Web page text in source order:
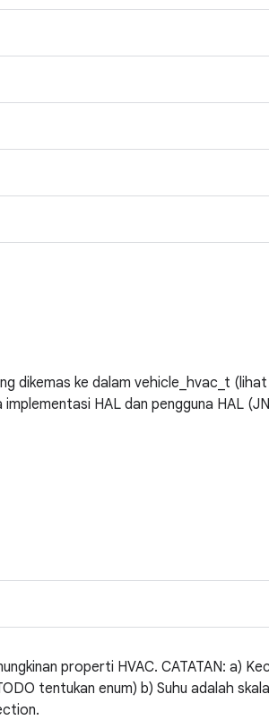
dikemas ke dalam vehicle_hvac_t
implementasi HAL dan pengguna HAL
properti HVAC. CATATAN: a)
tentukan enum) b) Suhu adalah